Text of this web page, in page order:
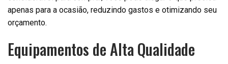
apenas para a ocasião, reduzindo gastos e otimizando seu
orçamento.
Equipamentos de Alta Qualidade